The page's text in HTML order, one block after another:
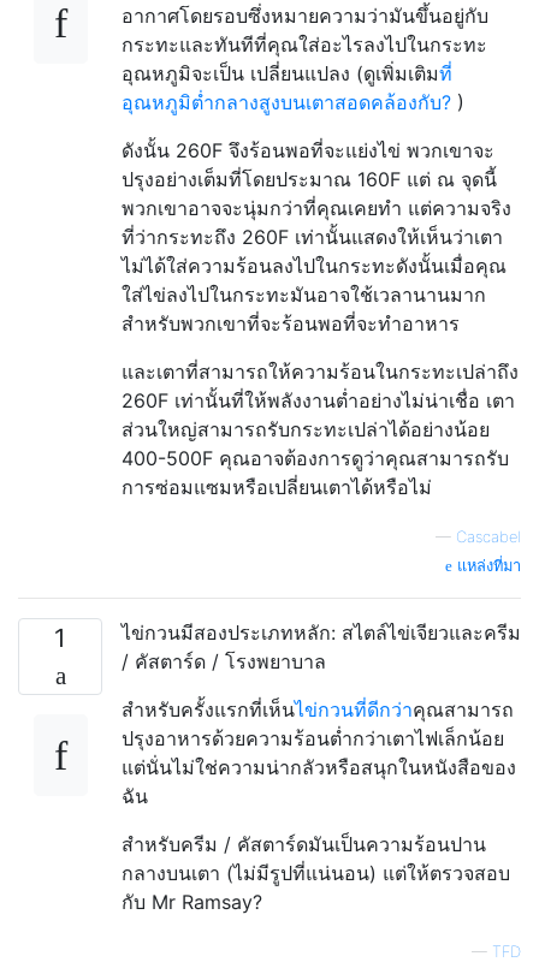
อากาศโดยรอบซึ่งหมายความว่ามันขึ้นอยู่กับ
กระทะและทันทีที่คุณใส่อะไรลงไปในกระทะ
อุณหภูมิจะเป็น เปลี่ยนแปลง (ดูเพิ่มเติมที่
อุณหภูมิต่ำกลางสูงบนเตาสอดคล้องกับ? )
ดังนั้น 260F จึงร้อนพอที่จะแย่งไข่ พวกเขาจะ
ปรุงอย่างเต็มที่โดยประมาณ 160F แต่ ณ จุดนี้
พวกเขาอาจจะนุ่มกว่าที่คุณเคยทำ แต่ความจริง
ที่ว่ากระทะถึง 260F เท่านั้นแสดงให้เห็นว่าเตา
ไม่ได้ใส่ความร้อนลงไปในกระทะดังนั้นเมื่อคุณ
ใส่ไข่ลงไปในกระทะมันอาจใช้เวลานานมาก
สำหรับพวกเขาที่จะร้อนพอที่จะทำอาหาร
และเตาที่สามารถให้ความร้อนในกระทะเปล่าถึง
260F เท่านั้นที่ให้พลังงานต่ำอย่างไม่น่าเชื่อ เตา
ส่วนใหญ่สามารถรับกระทะเปล่าได้อย่างน้อย
400-500F คุณอาจต้องการดูว่าคุณสามารถรับ
การซ่อมแซมหรือเปลี่ยนเตาได้หรือไม่
— Cascabel
แหล่งที่มา
1
ไข่กวนมีสองประเภทหลัก: สไตล์ไข่เจียวและครีม
/ คัสตาร์ด / โรงพยาบาล
สำหรับครั้งแรกที่เห็นไข่กวนที่ดีกว่าคุณสามารถ
ปรุงอาหารด้วยความร้อนต่ำกว่าเตาไฟเล็กน้อย
แต่นั่นไม่ใช่ความน่ากลัวหรือสนุกในหนังสือของ
ฉัน
สำหรับครีม / คัสตาร์ดมันเป็นความร้อนปาน
กลางบนเตา (ไม่มีรูปที่แน่นอน) แต่ให้ตรวจสอบ
กับ Mr Ramsay?
— TFD